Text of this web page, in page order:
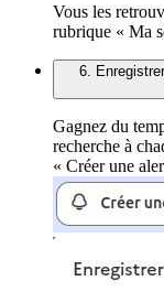
Vous les
rubrique « Ma
6.
Gagnez du
recherche à
« Créer une